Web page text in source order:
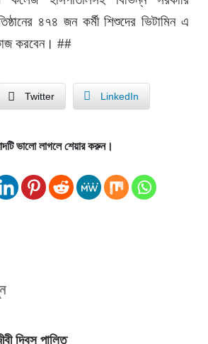
৪৭৪ জন কর্মী শিশুদের ভিটামিন এ
করবেন। ##
Twitter LinkedIn
ভালো লাগলে শেয়ার করুন।
দিবস পালিত